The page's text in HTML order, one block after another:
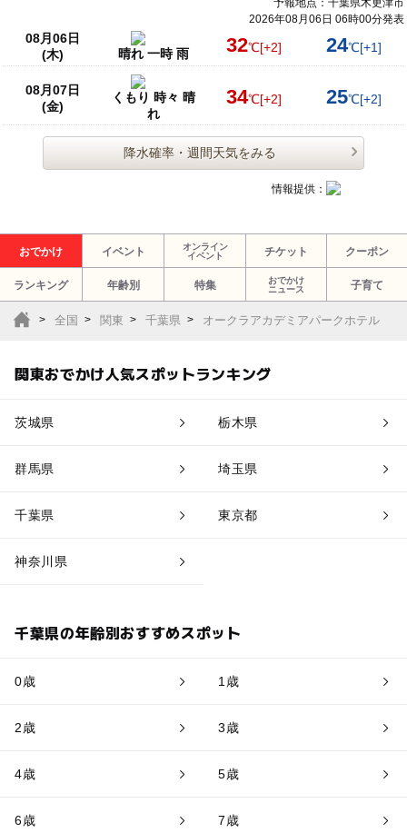
2026年08月06日 06時00分発表
08月06日
(木)
晴れ 一時 雨 32℃[+2] 24℃[+1]
08月07日
(金)
くもり 時々 晴
れ
34℃[+2] 25℃[+2]
降水確率・週間天気をみる
情報提供：
おでかけ イベント
オンライン
イベント
チケット クーポン
ランキング 年齢別 特集
おでかけ
ニュース
子育て
全国 関東 千葉県 オークラアカデミアパークホテル
関東おでかけ人気スポットランキング
茨城県 栃木県
群馬県 埼玉県
千葉県 東京都
神奈川県
千葉県の年齢別おすすめスポット
0歳 1歳
2歳 3歳
4歳 5歳
6歳 7歳